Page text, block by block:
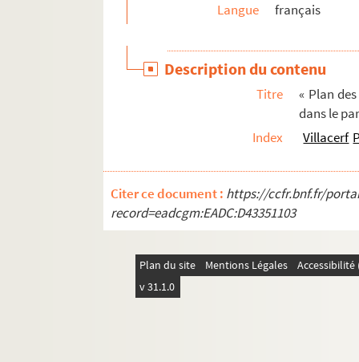
2742. Points, statuts et ordonnances des arts
2743. « Recherches sur les actes et les
2744. Choix de poésies latines de Nicolas
2744bis. Notice sur Nicolas Bourbon de
2747. Inventaire général des titres de la
2748. Recueil de pièces relatives à la
2749. « Essai historique sur Vandœuvre en
2751. Notes et documents sur les événements
2752. Vierge et veuve, nouvelle, par Alphonse
Langue
français
Description du contenu
Titre
« Plan
dans le
Index
Villacerf
Citer ce document : https://ccfr.bnf.fr/
record=eadcgm:EADC:D43351103
Plan du site Mentions Légales
v 31.1.0